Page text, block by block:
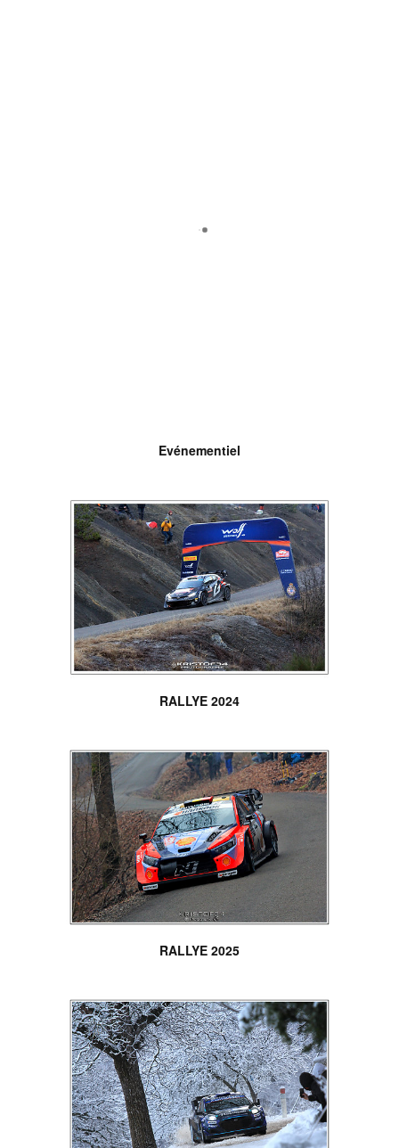
Evénementiel
RALLYE 2024
RALLYE 2025